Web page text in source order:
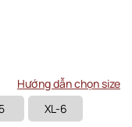
Hướng dẫn chọn size
XL-6